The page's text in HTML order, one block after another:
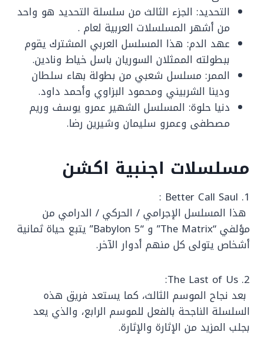
التحديد: الجزء الثالث من سلسلة التحديد هو واحد
من أشهر المسلسلات العربية لعام .
عهد الدم: هذا المسلسل العربي المشترك يقوم
ببطولته الممثلان السوريان باسل خياط ونادين.
الممر: مسلسل شعبي من بطولة بهاء سلطان
ودينا الشربيني ومحمود البزاوي وأحمد داود.
دنيا حلوة: المسلسل الشهير عمرو يوسف وريم
مصطفى وعمرو سليمان وشيرين رضا.
مسلسلات اجنبية اكشن
1. Better Call Saul :
هذا المسلسل الإجرامي / الحركي / الدرامي من
مؤلفي “The Matrix” و “Babylon 5” يتبع حياة ثمانية
أشخاص يتولى كل منهم أدوار الآخر.
2. The Last of Us:
بعد نجاح الموسم الثالث، كما يستعد فريق هذه
السلسلة الناجحة بالفعل للموسم الرابع، والذي يعد
بجلب المزيد من الإثارة والإثارة.